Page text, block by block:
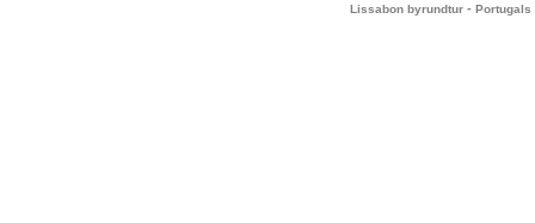
Lissabon byrundtur - Portugals